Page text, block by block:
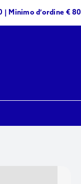
Minimo d’ordine €